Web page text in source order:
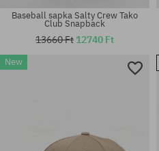
Baseball sapka Salty Crew Tako
Club Snapback
13660 Ft 12740 Ft
New